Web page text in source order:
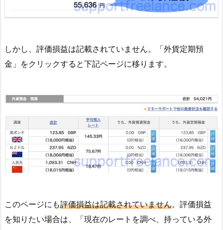
しかし、評価損益は記載されていません。「外貨定期預
金」をクリックすると下記ページに移ります。
このページにも評価損益は記載されていません。評価損益
を知りたい場合は、「現在のレートを調べ、持っている外